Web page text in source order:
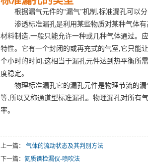
根据漏气元件的“漏气”机制 ,标准漏孔可以
渗透标准漏孔是利用某些物质对某种气体
材料制造,一般只能允许一种或几种气体通过。
特性。它有一个封闭的或再充式的气室,它只能
个小时的时间 ,这相当于漏孔元件达到热平衡所
度稳定。
物理标准漏孔它的漏孔元件是物理节流的
等,所以又称通道型标准漏孔。物理漏孔对所有
率。
上一篇：气体的流动状态及其判别方法
下一篇：氦质谱检漏仪-喷吹法